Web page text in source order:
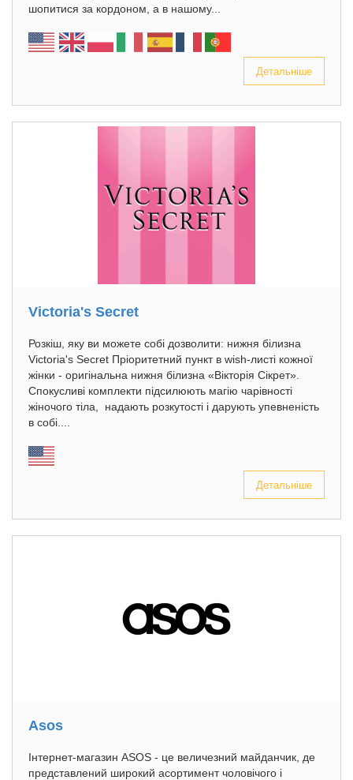
шопитися за кордоном, а в нашому...
Детальніше
Victoria's Secret
Розкіш, яку ви можете собі дозволити: нижня білизна
Victoria's Secret Пріоритетний пункт в wish-листі кожної
жінки - оригінальна нижня білизна «Вікторія Сікрет».
Спокусливі комплекти підсилюють магію чарівності
жіночого тіла, надають розкутості і дарують упевненість
в собі....
Детальніше
Asos
Інтернет-магазин ASOS - це величезний майданчик, де
представлений широкий асортимент чоловічого і